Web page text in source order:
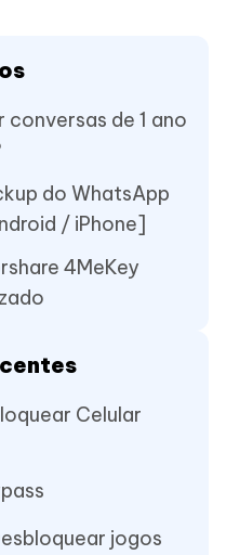
de 1 ano
do WhatsApp
/ iPhone]
4MeKey
Celular
jogos